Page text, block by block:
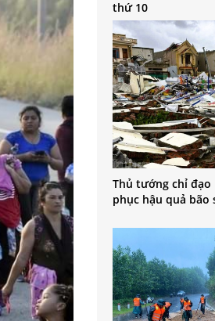
thứ 10
Thủ tướng chỉ
phục hậu quả bão